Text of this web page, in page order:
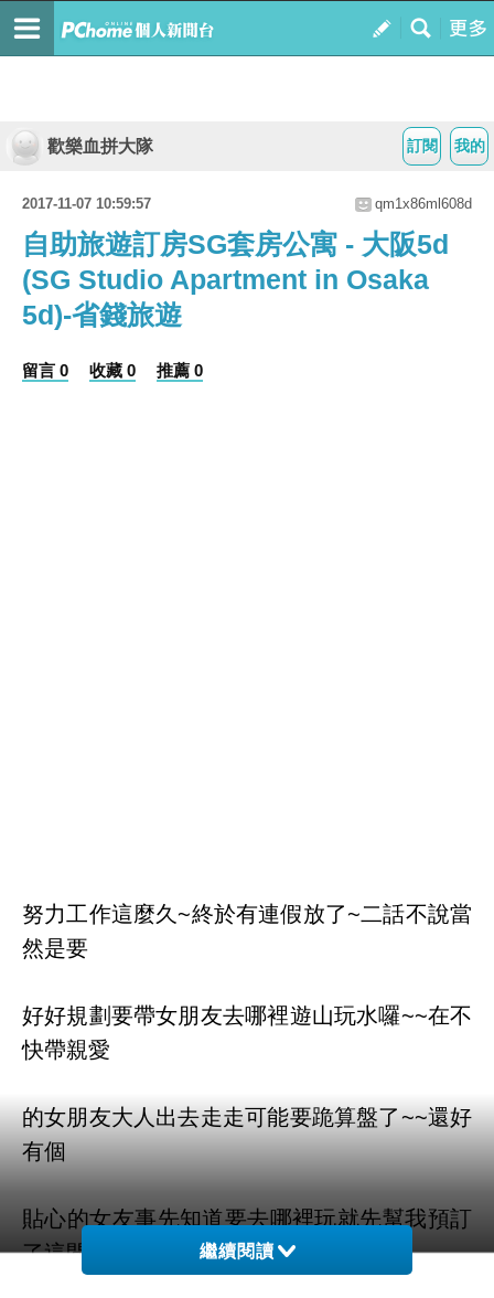
我的
訂閱
歡樂血拼大隊
2017-11-07 10:59:57 qm1x86ml608d
自助旅遊訂房SG套房公寓 - 大阪5d
(SG Studio Apartment in Osaka
5d)-省錢旅遊
留言 0 收藏 0 推薦 0
努力工作這麼久~終於有連假放了~二話不說當
然是要
好好規劃要帶女朋友去哪裡遊山玩水囉~~在不
快帶親愛
的女朋友大人出去走走可能要跪算盤了~~還好
有個
貼心的女友事先知道要去哪裡玩就先幫我預訂
了這間
繼續閱讀